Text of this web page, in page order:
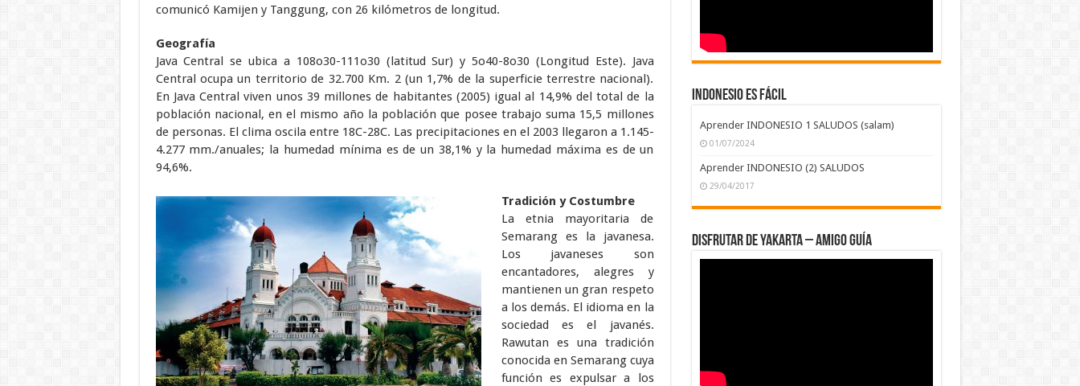
comunicó Kamijen y Tanggung, con 26 kilómetros de longitud.
Geografía
Java Central se ubica a 108o30-111o30 (latitud Sur) y 5o40-8o30 (Longitud Este). Java
Central ocupa un territorio de 32.700 Km. 2 (un 1,7% de la superficie terrestre nacional).
En Java Central viven unos 39 millones de habitantes (2005) igual al 14,9% del total de la
población nacional, en el mismo año la población que posee trabajo suma 15,5 millones
de personas. El clima oscila entre 18C-28C. Las precipitaciones en el 2003 llegaron a 1.145-
4.277 mm./anuales; la humedad mínima es de un 38,1% y la humedad máxima es de un
94,6%.
Tradición y Costumbre
La etnia mayoritaria de
Semarang es la javanesa.
Los javaneses son
encantadores, alegres y
mantienen un gran respeto
a los demás. El idioma en la
sociedad es el javanés.
Rawutan es una tradición
conocida en Semarang cuya
función es expulsar a los
INDONESIO ES FÁCIL
Aprender INDONESIO 1 SALUDOS (salam)
01/07/2024
Aprender INDONESIO (2) SALUDOS
29/04/2017
DISFRUTAR DE YAKARTA – AMIGO GUÍA